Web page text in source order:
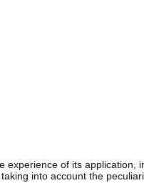
of its application,
into account the